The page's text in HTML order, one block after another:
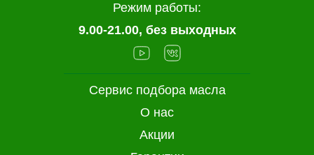
Сервис подбора масла
О нас
Акции
Режим работы:
9.00-21.00, без выходных